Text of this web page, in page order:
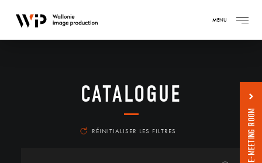
MENU
CATALOGUE
RÉINITIALISER LES FILTRES E-MEETING ROOM